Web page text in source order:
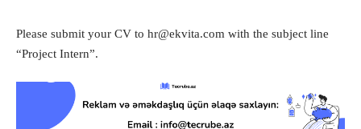
Please submit your CV to hr@ekvita.com with the subject line
“Project Intern”.